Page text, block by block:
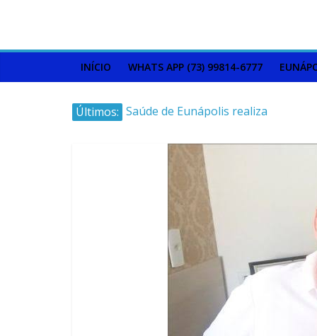
INÍCIO WHATS APP (73) 99814-6777
Últimos: Saúde de Eunápolis realiza
Dourado e Lilás
Máfia das canetas
emagrecedoras na mira da
Faltam 10 dias para a
campanha começar pra valer
Ministro do STJ perde o cargo
por assédio sexual
Patrimônio de Neto Carletto
aumentou cerca de 5.600% em